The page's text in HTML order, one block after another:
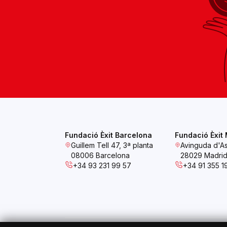
Fundació Èxit Barcelona
Guillem Tell 47, 3ª planta
08006 Barcelona
+34 93 231 99 57
Fundació Èxit
Avinguda
28029 Madrid
+34 91 355